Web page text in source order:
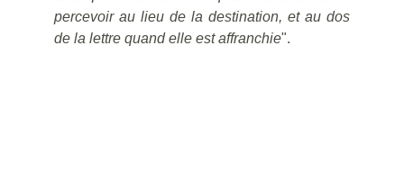
percevoir au lieu de la destination, et au dos
de la lettre quand elle est affranchie".